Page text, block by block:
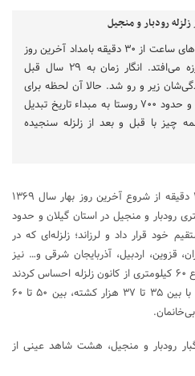
معین نیوز_هرکجا که باشند عقربه‌های ساعت از ۳۰ دقیقه بامداد آخرین روز
بهار که عبور کند، قلبشان به لرزه می‌افتد. انگار زمان به ۲۹ سال قبل
زیر و رو شد. حالا آن لحظه برای
بسیاری از ساکنان رودبار و منجیل و حدود ۷۰۰ روستا به مبداء تاریخ تبدیل
چیز با قبل و بعد از زلزله سنجیده
گیل خبر/ به گزارش ایسنا، حدود ۳۰ دقیقه از شروع آخرین روز بهار سال ۱۳۶۹
که زمین لرزه‌ای ۷.۴ ریشتری رودبار و منجیل در استان گیلان و حدود
خود قرار داد و لرزاند؛ زلزله‌ای که در
قزوین، اردبیل، آذربایجان شرقی و… نیز
احساس شد، اما آنچه ساکنان تا شعاع ۶۰ کیلومتری از کانون زلزله احساس کردند
بسیار متفاوت از دیگران بود؛ زلزله‌ای با بین ۳۵ تا ۳۷ هزار کشته، بین ۵۰ تا ۶۰
رودبار و منجیل، هشت شاهد عینی از